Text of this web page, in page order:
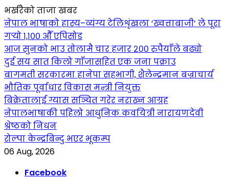
भर्खरैको ताजा खबर
नेपाल भाषाको हास्य–व्यंग्य टेलिशृंखला ‘ख्वत्ताबाजी’ ले पूरा
गर्‍यो १,१०० औँ एपिसोड
आज सुनको भाउ तोलामै चार हजार २०० रुपैयाँले बढ्यो
दुई सय सात किलो गाँजासहित एक जना पक्राउ
बागमती सरकारमा हानेपा सहभागी, शैलेन्द्रमान बज्राचार्य
भौतिक पूर्वाधार विकास मन्त्री नियुक्त
बिक्रेतालाई ग्यास सञ्चित गरेर नराख्न आग्रह
नेपालभाषाकी पहिलो आधुनिक कवयित्री नारायणदेवी
श्रेष्ठको निधन
रोल्पा केन्द्रबिन्दु भएर भूकम्प
06 Aug, 2026
Facebook